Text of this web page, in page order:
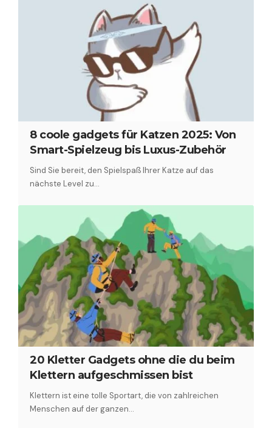
8 coole gadgets für Katzen 2025: Von
Smart-Spielzeug bis Luxus-Zubehör
Sind Sie bereit, den Spielspaß Ihrer Katze auf das
nächste Level zu…
20 Kletter Gadgets ohne die du beim
Klettern aufgeschmissen bist
Klettern ist eine tolle Sportart, die von zahlreichen
Menschen auf der ganzen…